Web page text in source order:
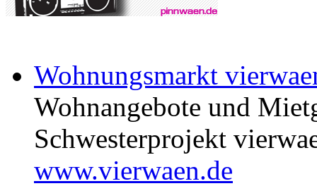
Wohnungsmarkt
Wohnangebote und
Schwesterprojekt
www.vierwaen.de